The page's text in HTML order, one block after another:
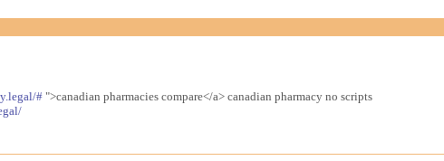
#">canadian pharmacies compare</a> canadian pharmacy no scripts